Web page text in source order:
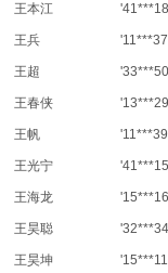
王本江 '41***18
王兵 '11***37
王超 '33***50
王春侠 '13***29
王帆 '11***39
王光宁 '41***15
王海龙 '15***16
王昊聪 '32***34
王昊坤 '15***11